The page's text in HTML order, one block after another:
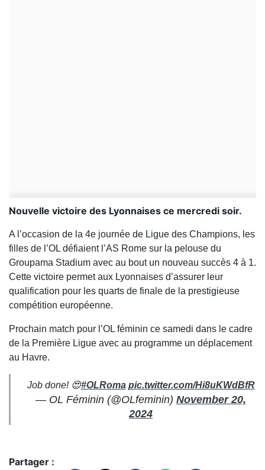
Nouvelle victoire des Lyonnaises ce mercredi soir.
A l’occasion de la 4e journée de Ligue des Champions, les
filles de l’OL défiaient l’AS Rome sur la pelouse du
Groupama Stadium avec au bout un nouveau succès 4 à 1.
Cette victoire permet aux Lyonnaises d’assurer leur
qualification pour les quarts de finale de la prestigieuse
compétition européenne.
Prochain match pour l’OL féminin ce samedi dans le cadre
de la Première Ligue avec au programme un déplacement
au Havre.
Job done! 😍#OLRoma pic.twitter.com/Hi8uKWdBfR
— OL Féminin (@OLfeminin) November 20,
2024
Partager :